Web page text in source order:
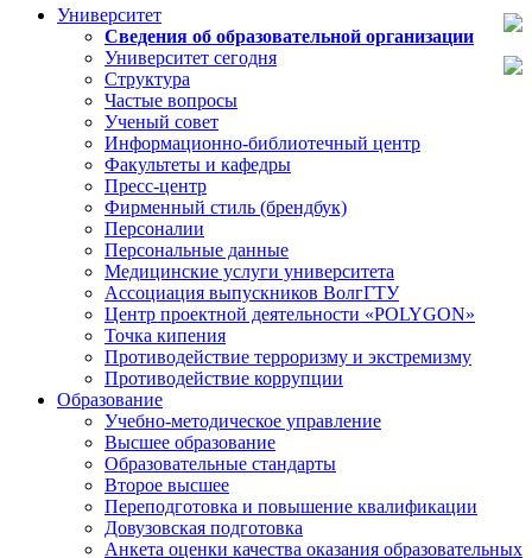
Университет
Сведения об образовательной организации
Университет сегодня
Структура
Частые вопросы
Ученый совет
Информационно-библиотечный центр
Факультеты и кафедры
Пресс-центр
Фирменный стиль (брендбук)
Персоналии
Персональные данные
Медицинские услуги университета
Ассоциация выпускников ВолгГТУ
Центр проектной деятельности «POLYGON»
Точка кипения
Противодействие терроризму и экстремизму
Противодействие коррупции
Образование
Учебно-методическое управление
Высшее образование
Образовательные стандарты
Второе высшее
Переподготовка и повышение квалификации
Довузовская подготовка
Анкета оценки качества оказания образовательных